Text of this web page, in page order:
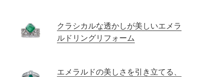
クラシカルな透かしが美しいエメラ
ルドリングリフォーム
エメラルドの美しさを引き立てる、